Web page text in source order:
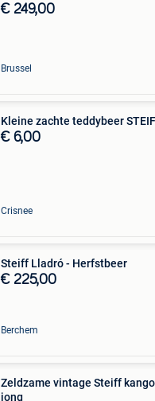
€ 249,00
Brussel
Kleine zachte teddybeer
€ 6,00
Crisnee
Steiff Lladró - Herfstbeer
€ 225,00
Berchem
Zeldzame vintage Steiff
jong